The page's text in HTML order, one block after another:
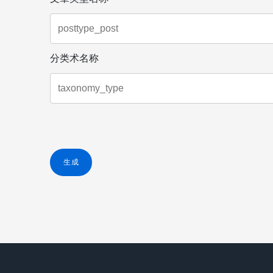
分类术名称
生成